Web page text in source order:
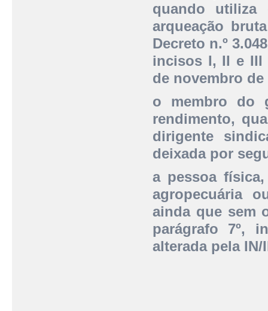
quando utiliza
arqueação
Decreto n.º
incisos I, II e III
de novembro de
o membro do
rendimento,
dirigente
deixada por
a pessoa
agropecuária
ainda que sem
parágrafo 7º,
alterada pela IN/